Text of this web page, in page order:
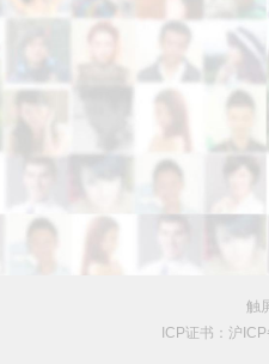
触
ICP证书：沪